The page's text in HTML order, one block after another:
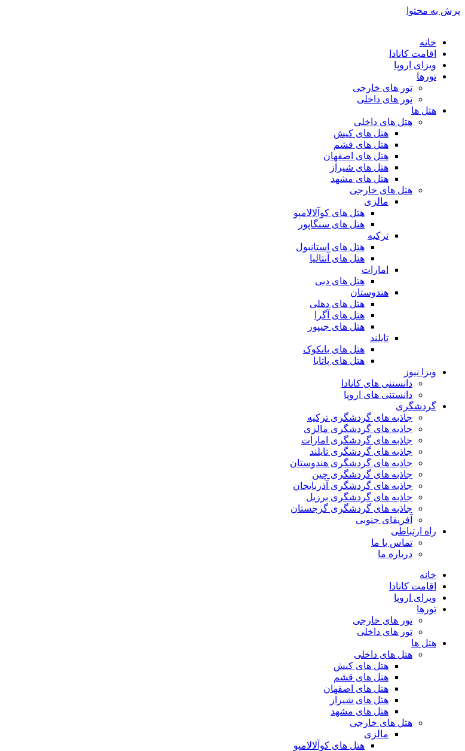
پرش به محتوا
خانه
اقامت کانادا
ویزای اروپا
تورها
تور های خارجی
تور های داخلی
هتل ها
هتل های داخلی
هتل های کیش
هتل های قشم
هتل های اصفهان
هتل های شیراز
هتل های مشهد
هتل های خارجی
مالزی
هتل های کوآلالامپو
هتل های سنگاپور
ترکیه
هتل های استانبول
هتل های آنتالیا
امارات
هتل های دبی
هندوستان
هتل های دهلی
هتل های آگرا
هتل های جیپور
تایلند
هتل های بانکوک
هتل های پاتایا
ویزا نیوز
دانستنی های کانادا
دانستنی های اروپا
گردشگری
جاذبه های گردشگری ترکیه
جاذبه های گردشگری مالزی
جاذبه های گردشگری امارات
جاذبه های گردشگری تایلند
جاذبه های گردشگری هندوستان
جاذبه های گردشگری چین
جاذبه های گردشگری آذربایجان
جاذبه های گردشگری برزیل
جاذبه های گردشگری گرجستان
آفریقای جنوبی
راه ارتباطی
تماس با ما
درباره ما
خانه
اقامت کانادا
ویزای اروپا
تورها
تور های خارجی
تور های داخلی
هتل ها
هتل های داخلی
هتل های کیش
هتل های قشم
هتل های اصفهان
هتل های شیراز
هتل های مشهد
هتل های خارجی
مالزی
هتل های کوآلالامپو